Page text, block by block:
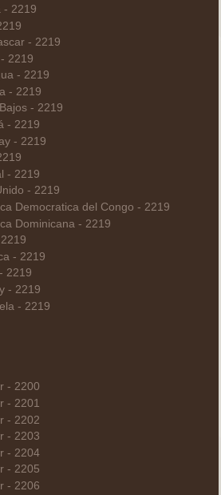
- 2219
- 2219
2219
- 2219
- 2219
- 2219
- 2219
- 2219
- 2219
- 2219
Democratica del Congo - 2219
Dominicana - 2219
- 2219
2219
- 2219
- 2219
- 2200
- 2201
- 2202
- 2203
- 2204
- 2205
- 2206